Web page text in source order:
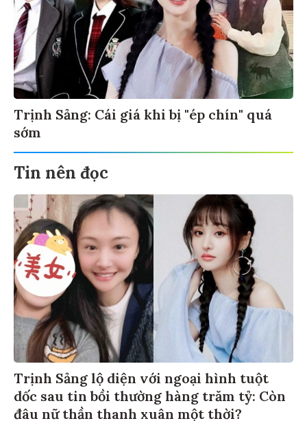
Trịnh Sảng: Cái giá khi bị "ép chín" quá
sớm
Tin nên đọc
Trịnh Sảng lộ diện với ngoại hình tuột
dốc sau tin bồi thường hàng trăm tỷ: Còn
đâu nữ thần thanh xuân một thời?